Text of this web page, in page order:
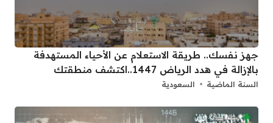
جهز نفسك.. طريقة الاستعلام عن الأحياء المستهدفة
بالإزالة في هدد الرياض 1447..اكتشف منطقتك
السنة الماضية السعودية